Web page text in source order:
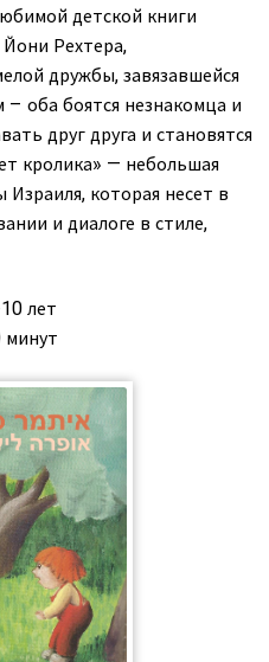
детской книги
Рехтера,
дружбы, завязавшейся
оба боятся незнакомца и
друг друга и становятся
кролика» — небольшая
Израиля, которая несет в
и диалоге в стиле,
лет